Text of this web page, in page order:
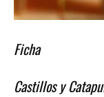
Ficha
Castillos y